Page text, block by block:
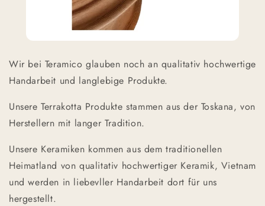
Wir bei Teramico glauben noch an qualitativ hochwertige
Handarbeit und langlebige Produkte.
Unsere Terrakotta Produkte stammen aus der Toskana, von
Herstellern mit langer Tradition.
Unsere Keramiken kommen aus dem traditionellen
Heimatland von qualitativ hochwertiger Keramik, Vietnam
und werden in liebevller Handarbeit dort für uns
hergestellt.